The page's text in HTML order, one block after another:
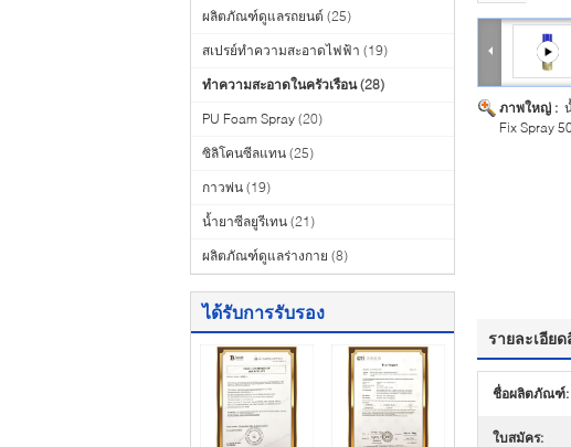
ผลิตภัณฑ์ดูแลรถยนต์ (25)
สเปรย์ทำความสะอาดไฟฟ้า (19)
ทำความสะอาดในครัวเรือน (28)
PU Foam Spray (20)
ซิลิโคนซีลแทน (25)
กาวพ่น (19)
น้ำยาซีลยูรีเทน (21)
ผลิตภัณฑ์ดูแลร่างกาย (8)
ได้รับการรับรอง
ภาพใหญ่ :
Fix Spray
รายละเอีย
ชื่อผลิตภัณฑ์:
ใบสมัคร: